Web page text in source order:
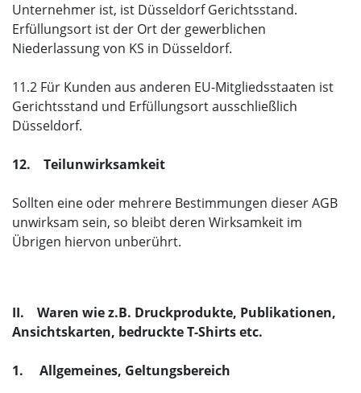
Unternehmer ist, ist Düsseldorf Gerichtsstand.
Erfüllungsort ist der Ort der gewerblichen
Niederlassung von KS in Düsseldorf.
11.2 Für Kunden aus anderen EU-Mitgliedsstaaten ist
Gerichtsstand und Erfüllungsort ausschließlich
Düsseldorf.
12. Teilunwirksamkeit
Sollten eine oder mehrere Bestimmungen dieser AGB
unwirksam sein, so bleibt deren Wirksamkeit im
Übrigen hiervon unberührt.
II. Waren wie z.B. Druckprodukte, Publikationen,
Ansichtskarten, bedruckte T-Shirts etc.
1. Allgemeines, Geltungsbereich